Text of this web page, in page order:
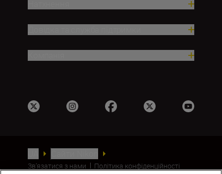
Зв’язатися з нами
Політика конфіденційності